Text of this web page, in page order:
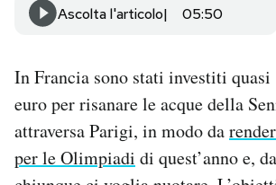
Area Personale
Newsletter
Notifiche mobile
Regala il Post
Hai bisogno di aiuto?
Ascolta l'articolo 05:50
In Francia sono stati investiti
euro per risanare le acque della
attraversa Parigi, in modo da
per le Olimpiadi di quest’anno e,